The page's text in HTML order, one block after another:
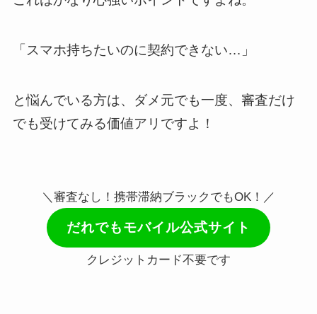
「スマホ持ちたいのに契約できない…」
と悩んでいる方は、ダメ元でも一度、審査だけ
でも受けてみる価値アリですよ！
＼審査なし！携帯滞納ブラックでもOK！／
だれでもモバイル公式サイト
クレジットカード不要です